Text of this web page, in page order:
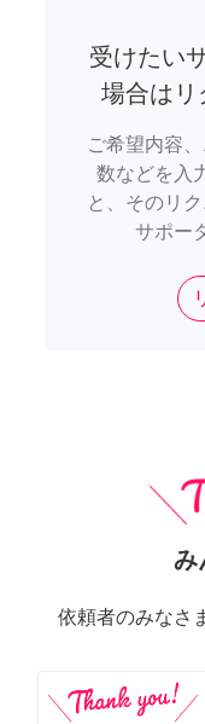
受けたい
場合はリ
ご希望内容
数などを入
と、そのリ
サポー
み
依頼者のみなさ